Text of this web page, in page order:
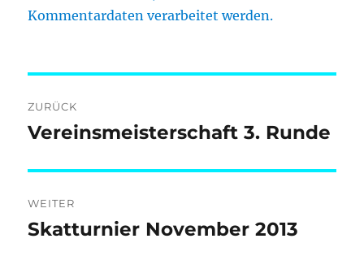
Kommentardaten verarbeitet werden.
ZURÜCK
Vorheriger
Vereinsmeisterschaft 3. Runde
WEITER
Nächster
Skatturnier November 2013